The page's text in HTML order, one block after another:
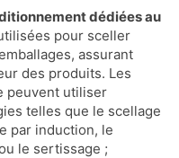
dédiées au
pour sceller
assurant
des produits. Les
peuvent utiliser
telles que le scellage
par induction, le
le sertissage ;